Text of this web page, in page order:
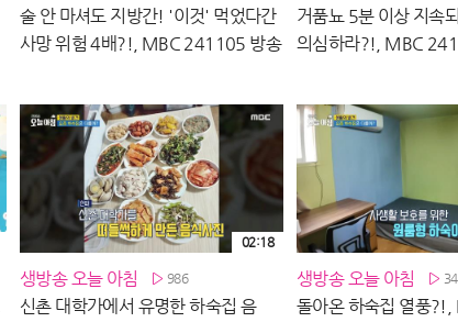
술 안 마셔도 지방간! '이것' 먹었다간
사망 위험 4배?!, MBC 241105 방송
거품뇨 5분 이상 지속
의심하라?!, MBC
생방송 오늘 아침 986
신촌 대학가에서 유명한 하숙집 음
02:18
생방송 오늘 아침 34
돌아온 하숙집 열풍